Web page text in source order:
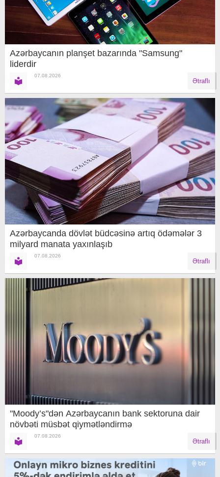
Azərbaycanın planşet bazarında "Samsung"
liderdir
07.08.2026
Ətraflı
Azərbaycanda dövlət büdcəsinə artıq ödəmələr 3
milyard manata yaxınlaşıb
07.08.2026
Ətraflı
"Moody’s"dən Azərbaycanın bank sektoruna dair
növbəti müsbət qiymətləndirmə
07.08.2026
Ətraflı